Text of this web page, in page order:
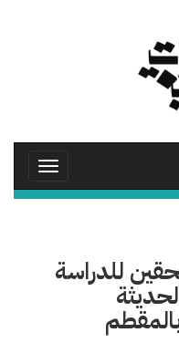
Toggle
للدراسة